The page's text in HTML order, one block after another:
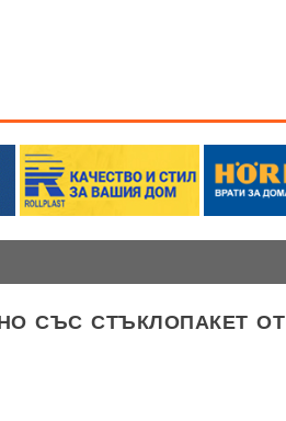
със стъклопакет от